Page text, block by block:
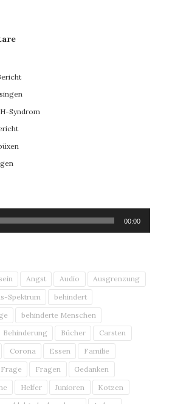
Syndrom
00:00
Angst Audio
Ausgrenzung
Spektrum
behindert
behinderte Menschen
Behinderung Bücher
Carsten
Corona Essen
Familie
Frage Fragen
Gedanken
Helfer Junioren
Kotzen